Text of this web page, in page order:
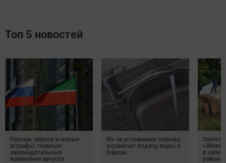
Топ 5 новостей
Пенсии, налоги и новые
штрафы: главные
законодательные
изменения августа
Из-за устранения порыва
ограничат подачу воды в
Бавлах
«Живи,
в селе
района